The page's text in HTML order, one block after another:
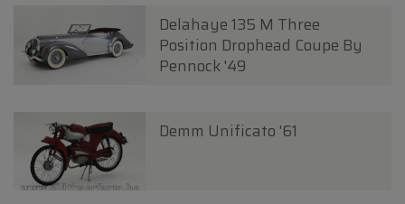
Delahaye 135 M Three
Position Drophead Coupe By
Pennock '49
Demm Unificato '61